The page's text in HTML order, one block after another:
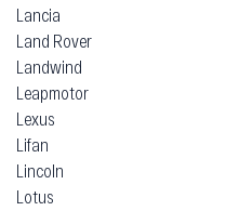
Lancia
Land Rover
Landwind
Leapmotor
Lexus
Lifan
Lincoln
Lotus